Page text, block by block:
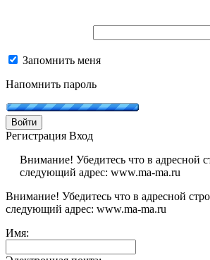
Запомнить меня
Напомнить пароль
Войти
Регистрация Вход
Внимание! Убедитесь что в адресной
следующий адрес: www.ma-ma.ru
Внимание! Убедитесь что в адресной
следующий адрес: www.ma-ma.ru
Имя: